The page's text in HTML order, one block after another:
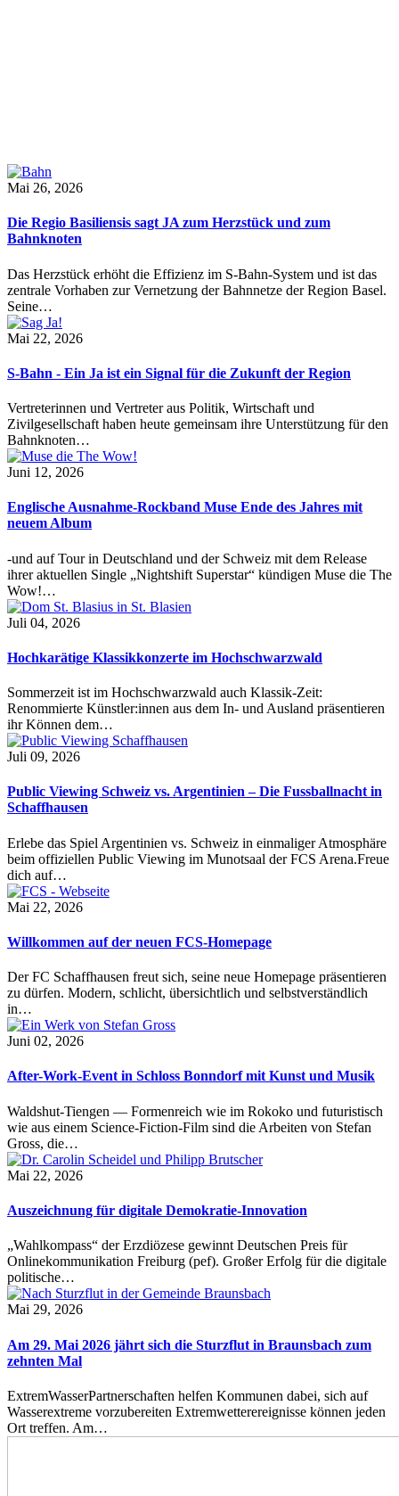
Mai 26, 2026
Die Regio Basiliensis sagt JA zum Herzstück und zum
Bahnknoten
Das Herzstück erhöht die Effizienz im S-Bahn-System und ist das
zentrale Vorhaben zur Vernetzung der Bahnnetze der Region Basel.
Seine…
Mai 22, 2026
S-Bahn - Ein Ja ist ein Signal für die Zukunft der Region
Vertreterinnen und Vertreter aus Politik, Wirtschaft und
Zivilgesellschaft haben heute gemeinsam ihre Unterstützung für den
Bahnknoten…
Juni 12, 2026
Englische Ausnahme-Rockband Muse Ende des Jahres mit
neuem Album
-und auf Tour in Deutschland und der Schweiz mit dem Release
ihrer aktuellen Single „Nightshift Superstar“ kündigen Muse die The
Wow!…
Juli 04, 2026
Hochkarätige Klassikkonzerte im Hochschwarzwald
Sommerzeit ist im Hochschwarzwald auch Klassik-Zeit:
Renommierte Künstler:innen aus dem In- und Ausland präsentieren
ihr Können dem…
Juli 09, 2026
Public Viewing Schweiz vs. Argentinien – Die Fussballnacht in
Schaffhausen
Erlebe das Spiel Argentinien vs. Schweiz in einmaliger Atmosphäre
beim offiziellen Public Viewing im Munotsaal der FCS Arena.Freue
dich auf…
Mai 22, 2026
Willkommen auf der neuen FCS-Homepage
Der FC Schaffhausen freut sich, seine neue Homepage präsentieren
zu dürfen. Modern, schlicht, übersichtlich und selbstverständlich
in…
Juni 02, 2026
After-Work-Event in Schloss Bonndorf mit Kunst und Musik
Waldshut-Tiengen — Formenreich wie im Rokoko und futuristisch
wie aus einem Science-Fiction-Film sind die Arbeiten von Stefan
Gross, die…
Mai 22, 2026
Auszeichnung für digitale Demokratie-Innovation
„Wahlkompass“ der Erzdiözese gewinnt Deutschen Preis für
Onlinekommunikation Freiburg (pef). Großer Erfolg für die digitale
politische…
Mai 29, 2026
Am 29. Mai 2026 jährt sich die Sturzflut in Braunsbach zum
zehnten Mal
ExtremWasserPartnerschaften helfen Kommunen dabei, sich auf
Wasserextreme vorzubereiten Extremwetterereignisse können jeden
Ort treffen. Am…